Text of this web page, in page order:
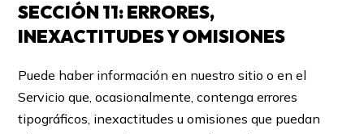
SECCIÓN 11: ERRORES,
INEXACTITUDES Y OMISIONES
Puede haber información en nuestro sitio o en el
Servicio que, ocasionalmente, contenga errores
tipográficos, inexactitudes u omisiones que puedan